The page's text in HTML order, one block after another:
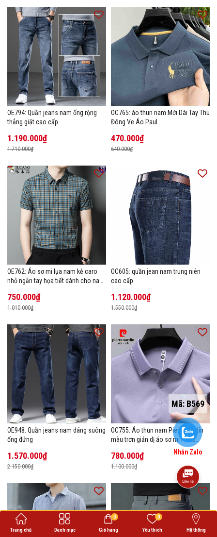
Mã: B569
OE794: Quần jeans nam ống rộng
thẳng giặt cao cấp
1.190.000₫
1.710.000₫
OC765: áo thun nam Mới Dài Tay Thu
Đông Ve Áo Paul
470.000₫
640.000₫
OE762: Áo sơ mi lụa nam kẻ caro
nhỏ ngắn tay họa tiết dành cho nam
750.000₫
1.010.000₫
OC605: quần jean nam trung niên
cao cấp
1.120.000₫
1.550.000₫
OE948: Quần jeans nam dáng suông
ống đứng
1.570.000₫
2.150.000₫
OC755: Áo thun nam Pierre Cardin
màu trơn giản dị áo sơ mi POLO
780.000₫
1.100.000₫
Trang chủ Danh mục Giỏ hàng
0
Yêu thích
0
Hệ thống
Nhắn Zalo